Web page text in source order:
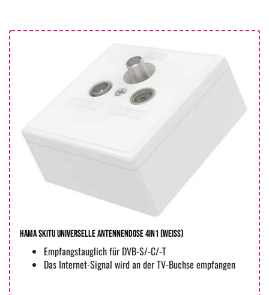
Hama Skitu Universelle Antennendose 4in1 (weiss)
Empfangstauglich für DVB-S/-C/-T
Das Internet-Signal wird an der TV-Buchse empfangen